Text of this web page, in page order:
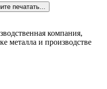
печатать...
компания,
металла и производстве